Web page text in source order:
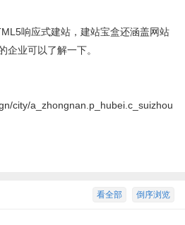
响应式建站，建站宝盒还涵盖网站
企业可以了解一下。
city/a_zhongnan.p_hubei.c_suizhou
倒序浏览
看全部